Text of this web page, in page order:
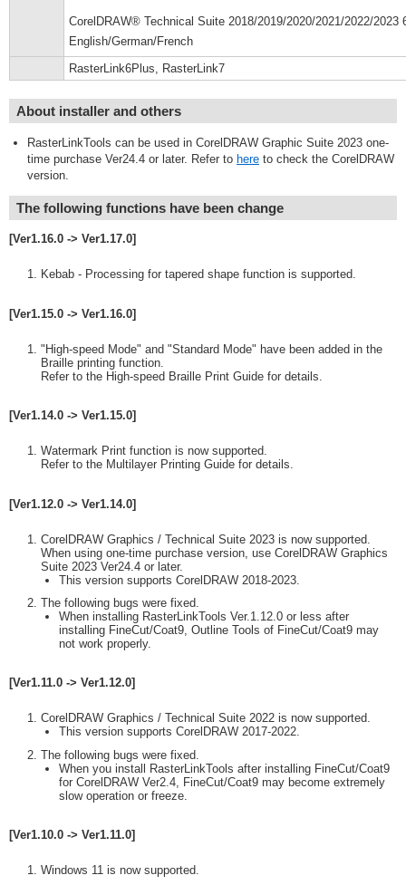
CorelDRAW® Technical Suite 2018/2019/2020/2021/2022/2023
English/German/French
RasterLink6Plus, RasterLink7
About installer and others
RasterLinkTools can be used in CorelDRAW Graphic Suite 2023 one-
time purchase Ver24.4 or later. Refer to here to check the CorelDRAW
version.
The following functions have been change
[Ver1.16.0 -> Ver1.17.0]
Kebab - Processing for tapered shape function is supported.
[Ver1.15.0 -> Ver1.16.0]
"High-speed Mode" and "Standard Mode" have been added in the
Braille printing function.
Refer to the High-speed Braille Print Guide for details.
[Ver1.14.0 -> Ver1.15.0]
Watermark Print function is now supported.
Refer to the Multilayer Printing Guide for details.
[Ver1.12.0 -> Ver1.14.0]
CorelDRAW Graphics / Technical Suite 2023 is now supported.
When using one-time purchase version, use CorelDRAW Graphics
Suite 2023 Ver24.4 or later.
This version supports CorelDRAW 2018-2023.
The following bugs were fixed.
When installing RasterLinkTools Ver.1.12.0 or less after
installing FineCut/Coat9, Outline Tools of FineCut/Coat9 may
not work properly.
[Ver1.11.0 -> Ver1.12.0]
CorelDRAW Graphics / Technical Suite 2022 is now supported.
This version supports CorelDRAW 2017-2022.
The following bugs were fixed.
When you install RasterLinkTools after installing FineCut/Coat9
for CorelDRAW Ver2.4, FineCut/Coat9 may become extremely
slow operation or freeze.
[Ver1.10.0 -> Ver1.11.0]
Windows 11 is now supported.